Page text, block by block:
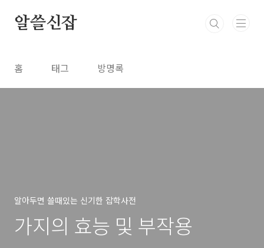
알쓸신잡
홈 태그 방명록
알아두면 쓸때있는 신기한 잡학사전
가지의 효능 및 부작용